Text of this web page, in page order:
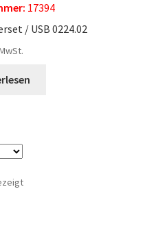
17394
/ USB 0224.02